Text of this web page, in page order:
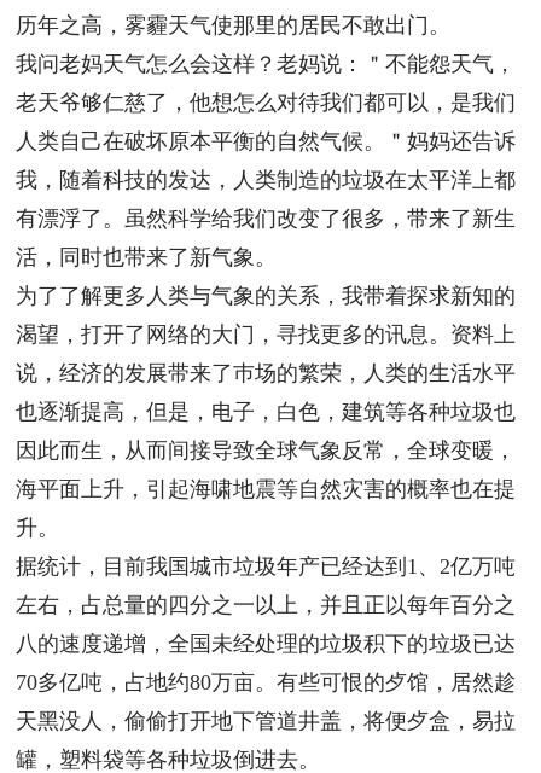
历年之高，雾霾天气使那里的居民不敢出门。
我问老妈天气怎么会这样？老妈说：＂不能怨天气，
老天爷够仁慈了，他想怎么对待我们都可以，是我们
人类自己在破坏原本平衡的自然气候。＂妈妈还告诉
我，随着科技的发达，人类制造的垃圾在太平洋上都
有漂浮了。虽然科学给我们改变了很多，带来了新生
活，同时也带来了新气象。
为了了解更多人类与气象的关系，我带着探求新知的
渴望，打开了网络的大门，寻找更多的讯息。资料上
说，经济的发展带来了巿场的繁荣，人类的生活水平
也逐渐提高，但是，电子，白色，建筑等各种垃圾也
因此而生，从而间接导致全球气象反常，全球变暖，
海平面上升，引起海啸地震等自然灾害的概率也在提
升。
据统计，目前我国城市垃圾年产已经达到1、2亿万吨
左右，占总量的四分之一以上，并且正以每年百分之
八的速度递增，全国未经处理的垃圾积下的垃圾已达
70多亿吨，占地约80万亩。有些可恨的歺馆，居然趁
天黑没人，偷偷打开地下管道井盖，将便歺盒，易拉
罐，塑料袋等各种垃圾倒进去。